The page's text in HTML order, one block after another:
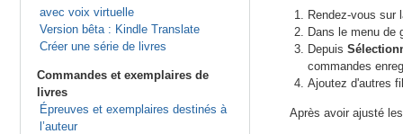
avec voix virtuelle
Version bêta : Kindle Translate
Créer une série de livres
Commandes et exemplaires de
livres
Épreuves et exemplaires destinés à
l’auteur
Rendez-vous sur
Dans le menu
Depuis
commandes
Ajoutez d'autres
Après avoir ajusté